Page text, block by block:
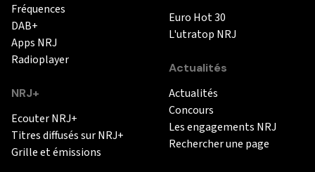
Fréquences
DAB+
Apps NRJ
Radioplayer
NRJ+
Ecouter NRJ+
Titres diffusés sur NRJ+
Grille et émissions
Euro Hot 30
L'utratop NRJ
Actualités
Actualités
Concours
Les engagements NRJ
Rechercher une page